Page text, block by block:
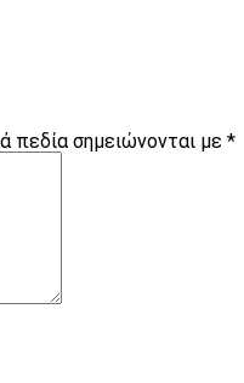
πεδία σημειώνονται με *